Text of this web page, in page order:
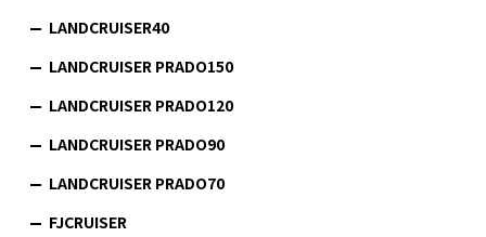
LANDCRUISER40
LANDCRUISER PRADO150
LANDCRUISER PRADO120
LANDCRUISER PRADO90
LANDCRUISER PRADO70
FJCRUISER